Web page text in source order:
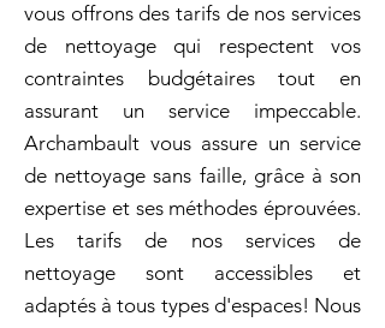
vous offrons des tarifs de nos services
de nettoyage qui respectent vos
contraintes budgétaires tout en
assurant un service impeccable.
Archambault vous assure un service
de nettoyage sans faille, grâce à son
expertise et ses méthodes éprouvées.
Les tarifs de nos services de
nettoyage sont accessibles et
adaptés à tous types d'espaces! Nous